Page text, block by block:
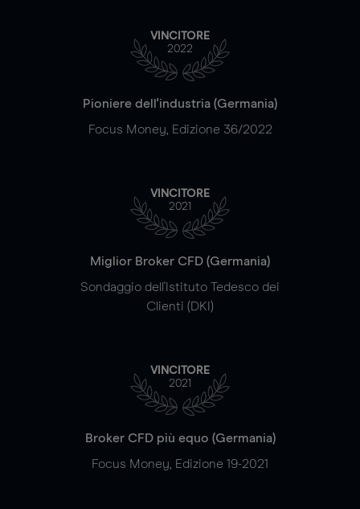
VINCITORE
2022
Pioniere dell'industria (Germania)
Focus Money, Edizione 36/2022
VINCITORE
2021
Miglior Broker CFD (Germania)
Sondaggio dell'Istituto Tedesco dei
Clienti (DKI)
VINCITORE
2021
Broker CFD più equo (Germania)
Focus Money, Edizione 19-2021